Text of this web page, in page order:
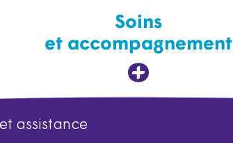
Soins
et accompagnement
assistance